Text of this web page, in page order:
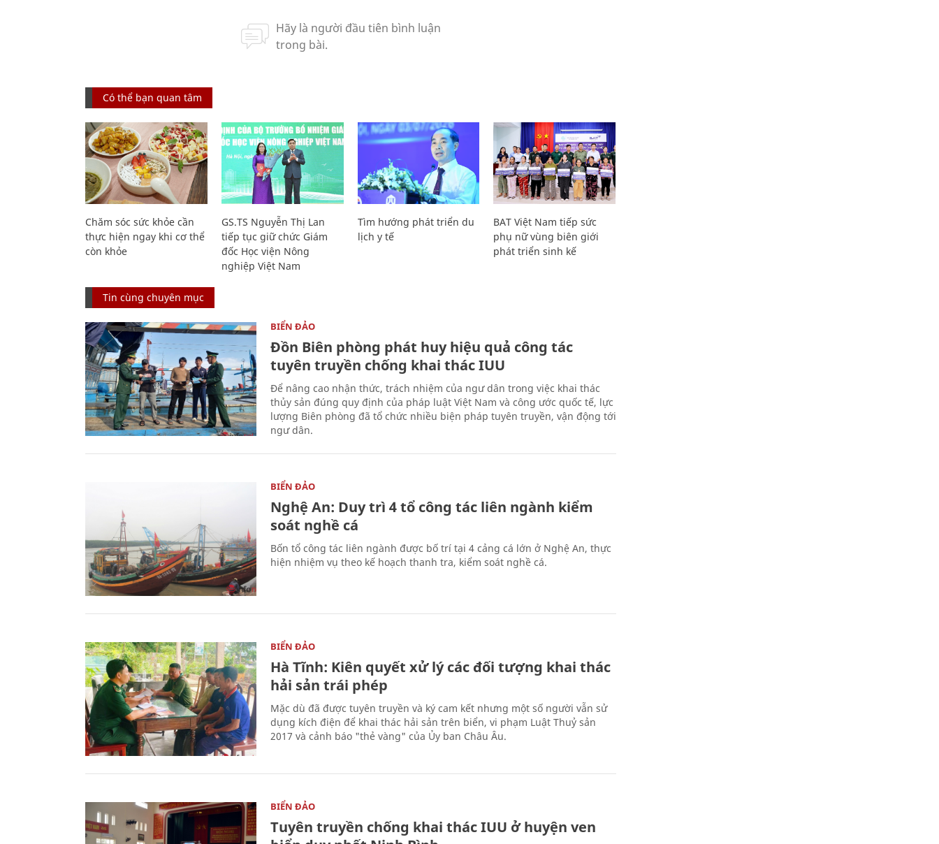
Có thể bạn quan tâm
Chăm sóc sức khỏe cần
thực hiện ngay khi cơ thể
còn khỏe
GS.TS Nguyễn Thị Lan
tiếp tục giữ chức Giám
đốc Học viện Nông
nghiệp Việt Nam
Tìm hướng phát triển du
lịch y tế
BAT Việt Nam tiếp sức
phụ nữ vùng biên giới
phát triển sinh kế
Tin cùng chuyên mục
BIỂN ĐẢO
Đồn Biên phòng phát huy hiệu quả công tác
tuyên truyền chống khai thác IUU
Để nâng cao nhận thức, trách nhiệm của ngư dân trong việc khai thác
thủy sản đúng quy định của pháp luật Việt Nam và công ước quốc tế, lực
lượng Biên phòng đã tổ chức nhiều biện pháp tuyên truyền, vận động tới
ngư dân.
BIỂN ĐẢO
Nghệ An: Duy trì 4 tổ công tác liên ngành kiểm
soát nghề cá
Bốn tổ công tác liên ngành được bố trí tại 4 cảng cá lớn ở Nghệ An, thực
hiện nhiệm vụ theo kế hoạch thanh tra, kiểm soát nghề cá.
BIỂN ĐẢO
Hà Tĩnh: Kiên quyết xử lý các đối tượng khai thác
hải sản trái phép
Mặc dù đã được tuyên truyền và ký cam kết nhưng một số người vẫn sử
dụng kích điện để khai thác hải sản trên biển, vi phạm Luật Thuỷ sản
2017 và cảnh báo "thẻ vàng" của Ủy ban Châu Âu.
BIỂN ĐẢO
Tuyên truyền chống khai thác IUU ở huyện ven